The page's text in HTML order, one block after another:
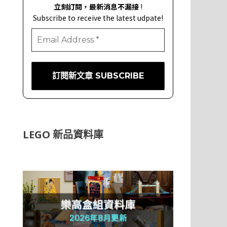
立刻訂閱，最新消息不漏接!
Subscribe to receive the latest udpate!
LEGO 新品資料庫